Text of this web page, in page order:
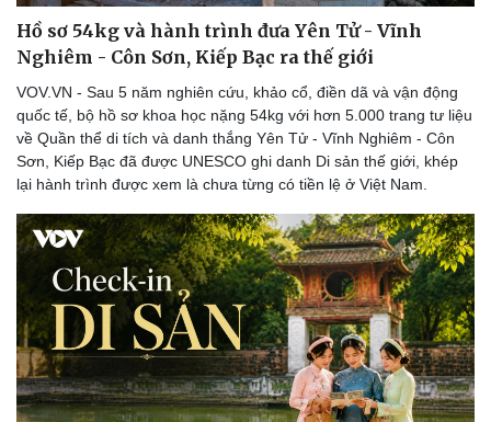
Du lịch
Tư vấn
Săn Tour
check-in
Podcast
Câu chuyện thời sự
Đọc truyện đêm khuya
Cửa sổ tình yêu
Kể chuyện cho bé
Hạt giống tâm hồn
Hồ sơ 54kg và hành trình đưa Yên Tử - Vĩnh
Nghiêm - Côn Sơn, Kiếp Bạc ra thế giới
VOV.VN - Sau 5 năm nghiên cứu, khảo cổ, điền dã và vận động
quốc tế, bộ hồ sơ khoa học nặng 54kg với hơn 5.000 trang tư liệu
về Quần thể di tích và danh thắng Yên Tử - Vĩnh Nghiêm - Côn
Sơn, Kiếp Bạc đã được UNESCO ghi danh Di sản thế giới, khép
lại hành trình được xem là chưa từng có tiền lệ ở Việt Nam.